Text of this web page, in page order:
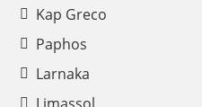
Kap Greco
Paphos
Larnaka